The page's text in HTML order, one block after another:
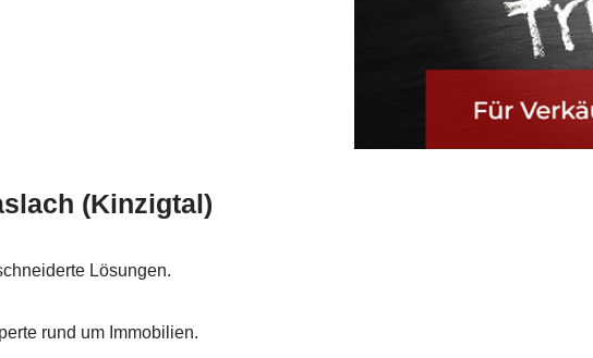
(Kinzigtal)
Lösungen.
rund um Immobilien.